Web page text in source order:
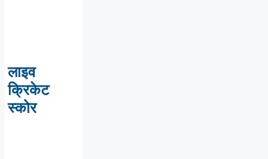
लाइव
क्रिकेट
स्कोर